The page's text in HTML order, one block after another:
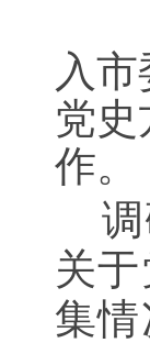
入
党
作。
关
集